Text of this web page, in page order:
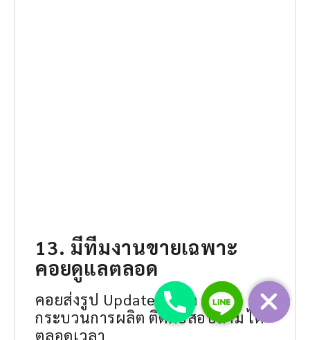
13. มีทีมงานขายเฉพาะ
คอยดูแลตลอด
คอยส่งรูป Update ตลอด
กระบวนการผลิต ติดต่อสอบถาม ได้
ตลอดเวลา